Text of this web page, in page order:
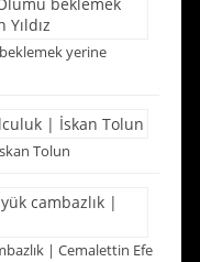
yerine
Tolun
| Cemalettin Efe